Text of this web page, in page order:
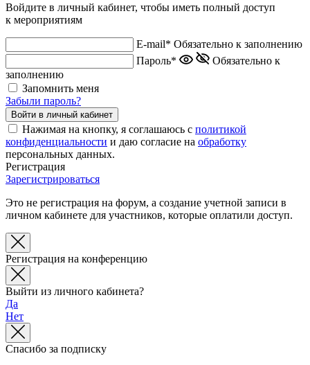
Войдите в личный кабинет, чтобы иметь полный доступ
к мероприятиям
E-mail* Обязательно к заполнению
Пароль*
Обязательно к
заполнению
Запомнить меня
Забыли пароль?
Нажимая на кнопку, я соглашаюсь с политикой
конфиденциальности и даю согласие на обработку
персональных данных.
Регистрация
Зарегистрироваться
Это не регистрация на форум, а создание учетной записи в
личном кабинете для участников, которые оплатили доступ.
Регистрация на конференцию
Выйти из личного кабинета?
Да
Нет
Спасибо за подписку